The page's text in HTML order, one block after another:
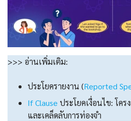
>>> อ่านเพิ่มเติม:
ประโยครายงาน (Reported
If Clause ประโยคเงื่อนไข: โค
และเคล็ดลับการท่องจำ